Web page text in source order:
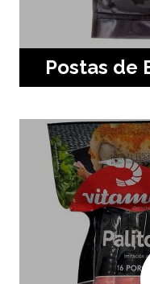
Postas de